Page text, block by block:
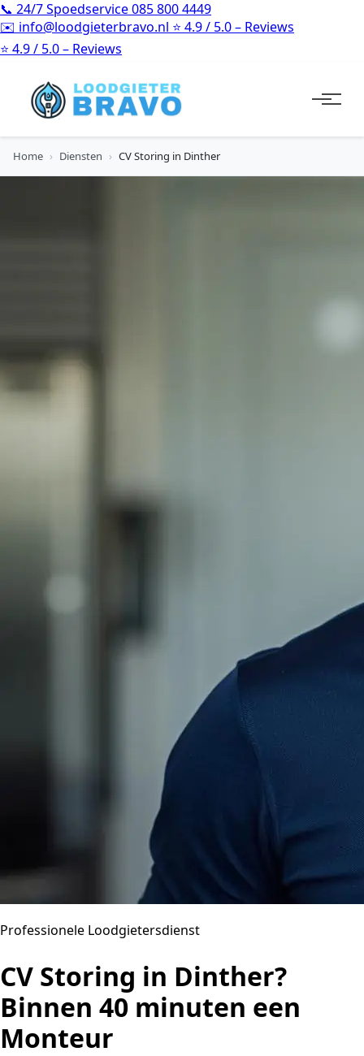
📞 24/7 Spoedservice085 800 4449
✉️ info@loodgieterbravo.nl ⭐ 4.9 / 5.0 – Reviews
⭐ 4.9 / 5.0 – Reviews
Home › Diensten › CV Storing in Dinther
Professionele Loodgietersdienst
CV Storing in Dinther?
Binnen 40 minuten een
Monteur